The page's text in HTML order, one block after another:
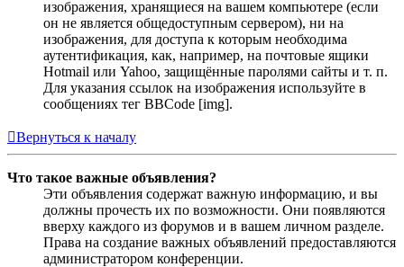
изображения, хранящиеся на вашем компьютере (если
он не является общедоступным сервером), ни на
изображения, для доступа к которым необходима
аутентификация, как, например, на почтовые ящики
Hotmail или Yahoo, защищённые паролями сайты и т. п.
Для указания ссылок на изображения используйте в
сообщениях тег BBCode [img].
Вернуться к началу
Что такое важные объявления?
Эти объявления содержат важную информацию, и вы
должны прочесть их по возможности. Они появляются
вверху каждого из форумов и в вашем личном разделе.
Права на создание важных объявлений предоставляются
администратором конференции.